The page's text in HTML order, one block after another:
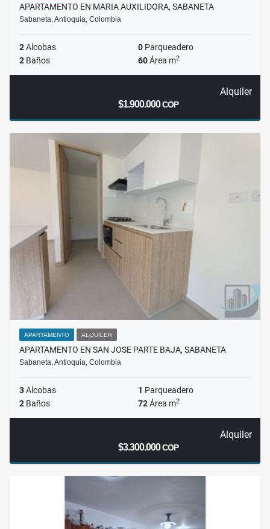
APARTAMENTO EN MARIA AUXILIDORA, SABANETA
Sabaneta, Antioquia, Colombia
2Alcobas 0 Parqueadero
2 Baños 60Área m2
Alquiler
$1.900.000COP
APARTAMENTO ALQUILER
APARTAMENTO EN SAN JOSE PARTE BAJA, SABANETA
Sabaneta, Antioquia, Colombia
3Alcobas 1 Parqueadero
2 Baños 72Área m2
Alquiler
$3.300.000COP